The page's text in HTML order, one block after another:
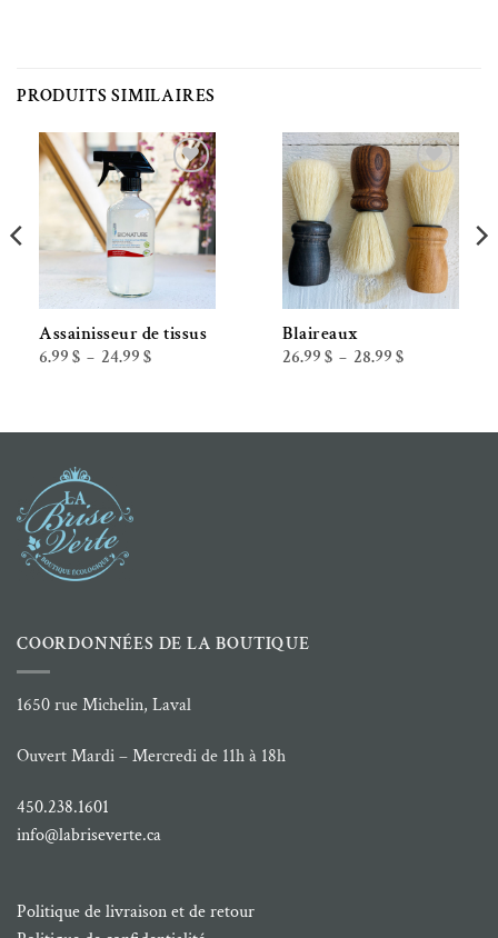
PRODUITS SIMILAIRES
Ajouter à la liste de souhaits
Assainisseur de tissus
6.99 $ – 24.99 $Plage
Ajouter à la liste de souhaits
Blaireaux
26.99 $ – 28.99 $Plage
COORDONNÉES DE LA BOUTIQUE
1650 rue Michelin, Laval
Ouvert Mardi – Mercredi de 11h à 18h
450.238.1601
info@labriseverte.ca
Politique de livraison et de retour